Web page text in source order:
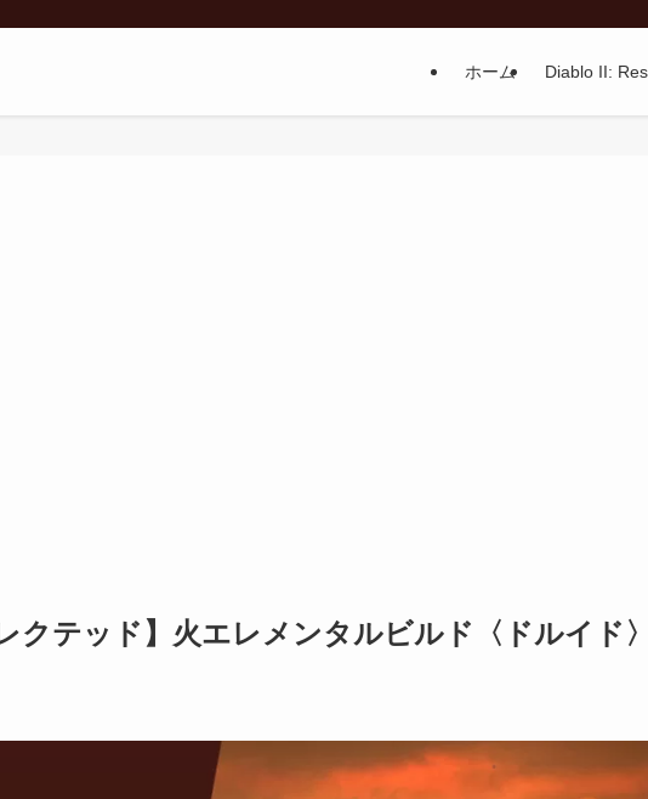
ホーム Diablo II:
クテッド】火エレメンタルビルド〈ドルイド